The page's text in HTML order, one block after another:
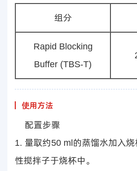
组分
Rapid Blocking
Buffer (TBS-T)
使用方法
配置步骤
1. 量取约50 ml的蒸馏水加入
性搅拌子于烧杯中。